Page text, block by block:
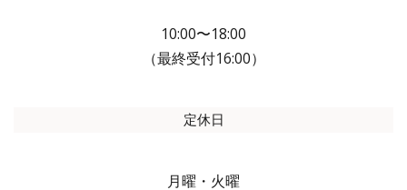
10:00〜18:00
（最終受付16:00）
定休日
月曜・火曜